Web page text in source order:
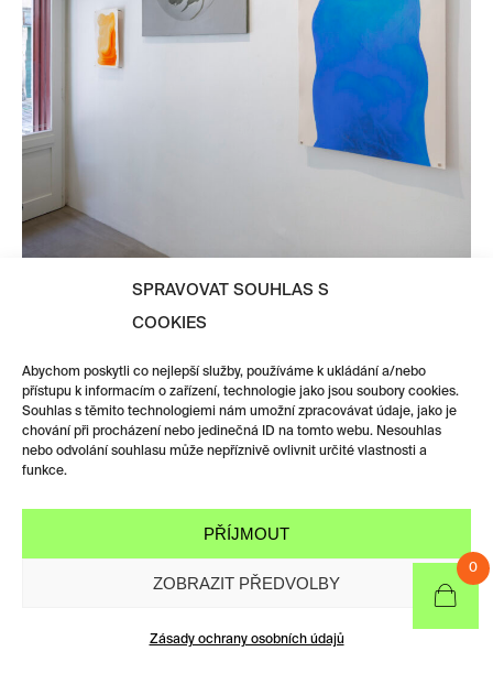
SPRAVOVAT SOUHLAS S
COOKIES
Abychom poskytli co nejlepší služby, používáme k ukládání a/nebo
přístupu k informacím o zařízení, technologie jako jsou soubory cookies.
Souhlas s těmito technologiemi nám umožní zpracovávat údaje, jako je
chování při procházení nebo jedinečná ID na tomto webu. Nesouhlas
nebo odvolání souhlasu může nepříznivě ovlivnit určité vlastnosti a
funkce.
PŘÍJMOUT
ZOBRAZIT PŘEDVOLBY
Zásady ochrany osobních údajů
0